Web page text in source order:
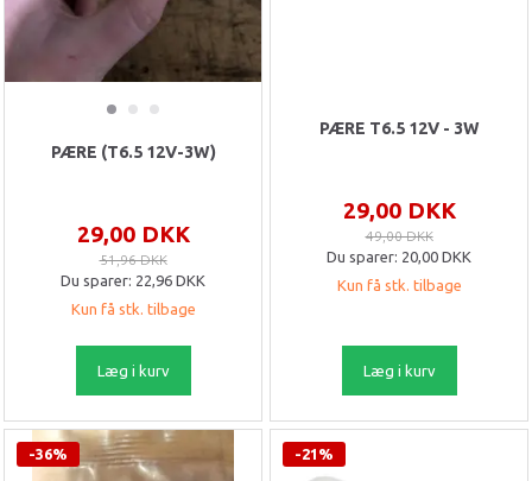
PÆRE (T6.5 12V-3W)
29,00 DKK
51,96 DKK
Du sparer: 22,96 DKK
Kun få stk. tilbage
Læg i kurv
PÆRE T6.5 12V - 3W
29,00 DKK
49,00 DKK
Du sparer: 20,00 DKK
Kun få stk. tilbage
Læg i kurv
-36% -21%